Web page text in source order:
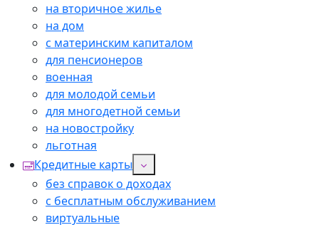
на вторичное жилье
на дом
с материнским капиталом
для пенсионеров
военная
для молодой семьи
для многодетной семьи
на новостройку
льготная
Кредитные карты
без справок о доходах
с бесплатным обслуживанием
виртуальные